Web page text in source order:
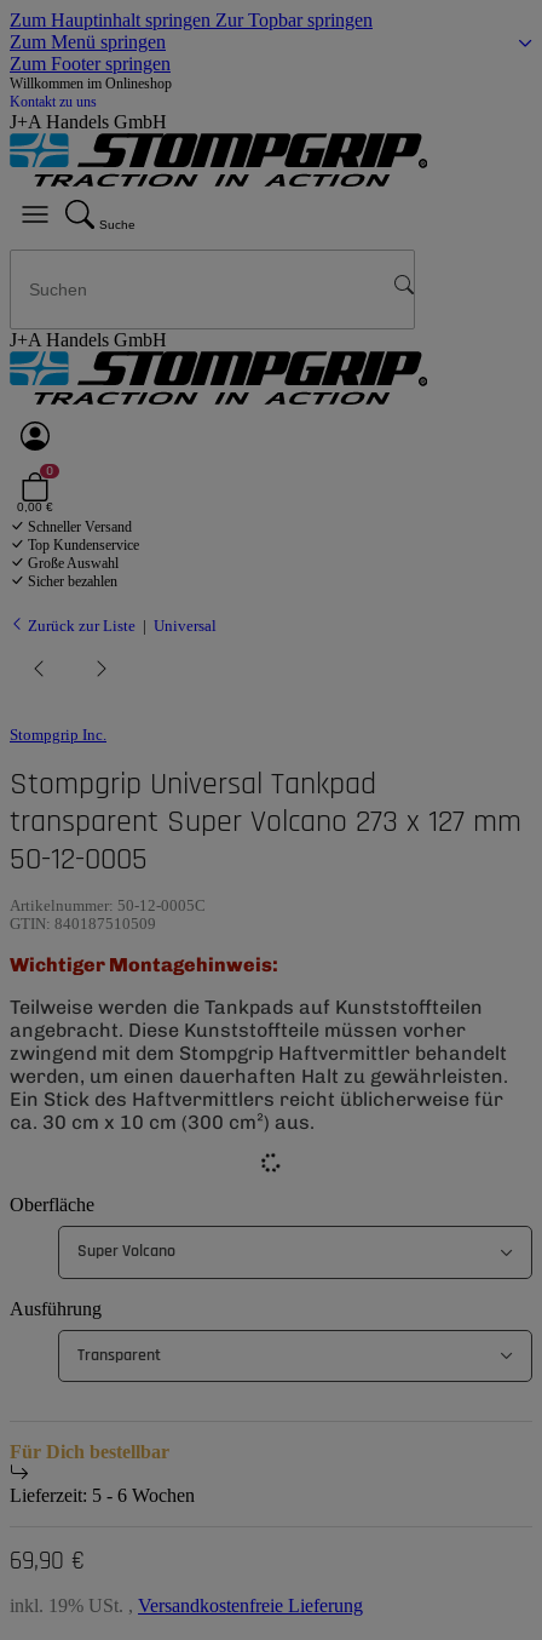
Zum Hauptinhalt springen Zur Topbar springen
Zum Menü springen
Zum Footer springen
Willkommen im Onlineshop
Kontakt zu uns
J+A Handels GmbH
Suche
J+A Handels GmbH
0
0,00 €
Schneller Versand
Top Kundenservice
Große Auswahl
Sicher bezahlen
Zurück zur Liste Universal
Stompgrip Inc.
Stompgrip Universal Tankpad
transparent Super Volcano 273 x 127 mm
50-12-0005
Artikelnummer: 50-12-0005C
GTIN: 840187510509
Wichtiger Montagehinweis:
Teilweise werden die Tankpads auf Kunststoffteilen
angebracht. Diese Kunststoffteile müssen vorher
zwingend mit dem Stompgrip Haftvermittler behandelt
werden, um einen dauerhaften Halt zu gewährleisten.
Ein Stick des Haftvermittlers reicht üblicherweise für
ca. 30 cm x 10 cm (300 cm²) aus.
Oberfläche
Super Volcano
Ausführung
Transparent
Für Dich bestellbar
Lieferzeit: 5 - 6 Wochen
69,90 €
inkl. 19% USt. , Versandkostenfreie Lieferung